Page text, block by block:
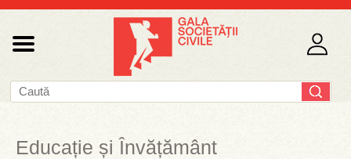
Educație și Învățământ